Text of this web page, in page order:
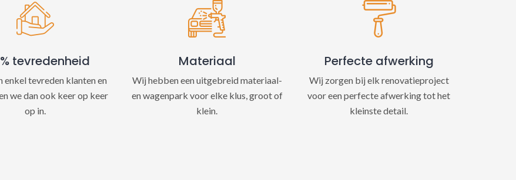
tevredenheid
enkel tevreden klanten en
we dan ook keer op keer
op in.
Materiaal
Wij hebben een uitgebreid materiaal-
en wagenpark voor elke klus, groot of
klein.
Perfecte afwerking
Wij zorgen bij elk renovatieproject
voor een perfecte afwerking tot het
kleinste detail.